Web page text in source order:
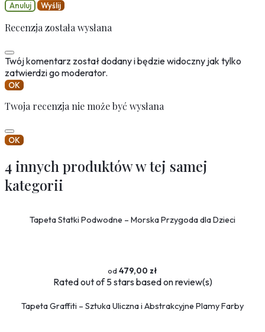
Anuluj Wyślij
Recenzja została wysłana
Twój komentarz został dodany i będzie widoczny jak tylko
zatwierdzi go moderator.
OK
Twoja recenzja nie może być wysłana
OK
4 innych produktów w tej samej
kategorii
Tapeta Statki Podwodne – Morska Przygoda dla Dzieci
479,00 zł
Ratedout of 5 stars based onreview(s)
Tapeta Graffiti – Sztuka Uliczna i Abstrakcyjne Plamy Farby